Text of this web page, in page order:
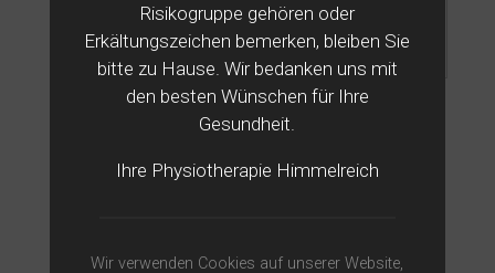
Risikogruppe gehören oder
Erkältungszeichen bemerken, bleiben Sie
bitte zu Hause. Wir bedanken uns mit
den besten Wünschen für Ihre
Gesundheit.
Ihre Physiotherapie Himmelreich
Wir verwenden Cookies auf unserer Website,